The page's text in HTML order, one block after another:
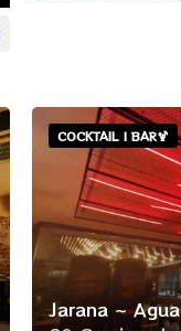
COCKTAIL | BAR🍹
Jarana ~